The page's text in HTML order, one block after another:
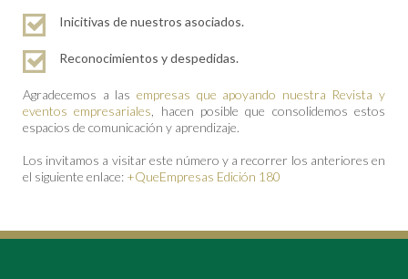
Inicitivas de nuestros asociados.
Reconocimientos y despedidas.
Agradecemos a las empresas que apoyando nuestra Revista y
eventos empresariales , hacen posible que consolidemos estos
espacios de comunicación y aprendizaje.
Los invitamos a visitar este número y a recorrer los anteriores en
el siguiente enlace: +QueEmpresas Edición 180